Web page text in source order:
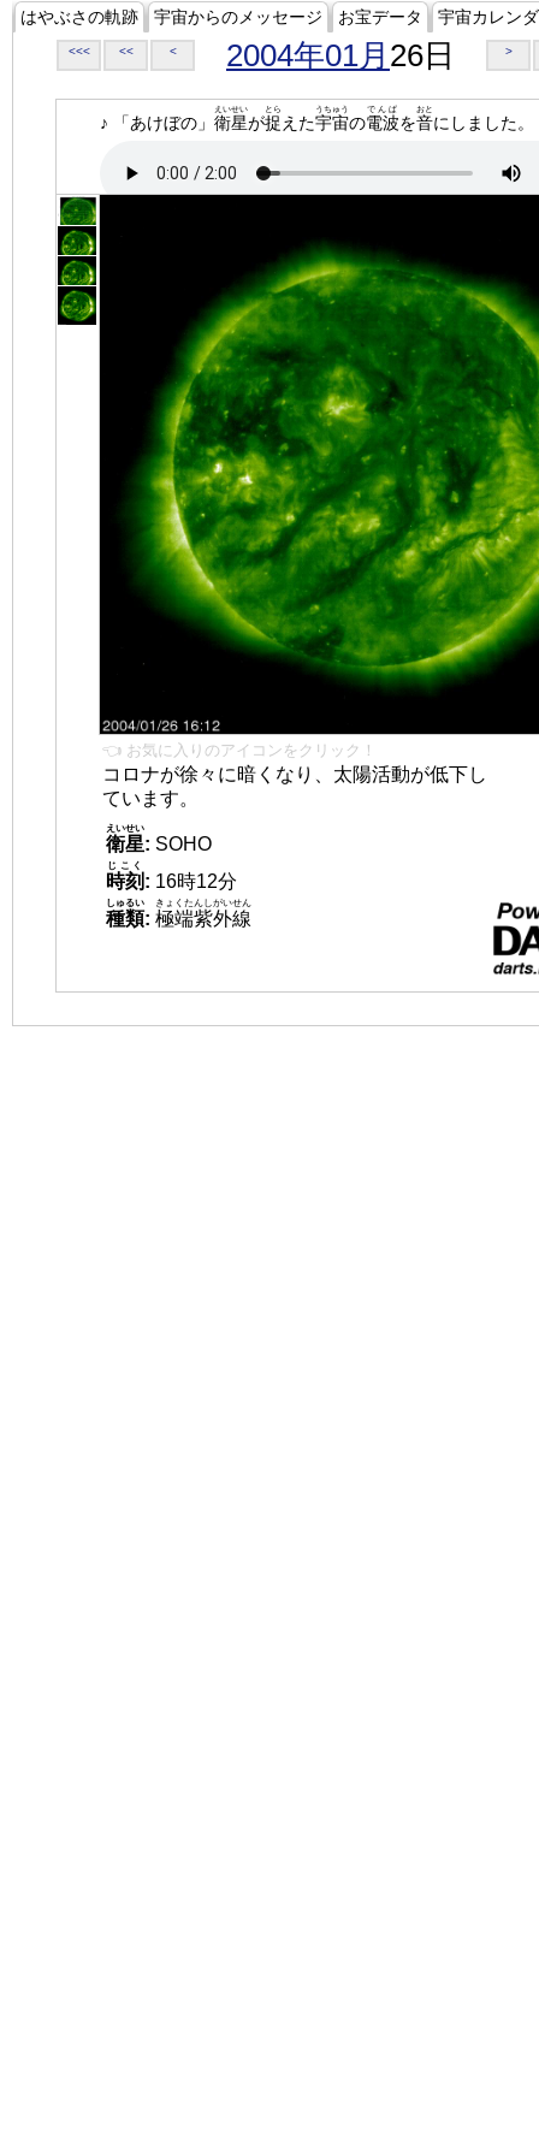
はやぶさの軌跡 宇宙からのメッセージ お宝データ 宇宙カレン
<<< << < 2004年01月 26日 >
♪ 「あけぼの」 衛星
えいせい
が捉
とら
えた宇宙
うちゅう
の電波
でんぱ
を音
おと
にしました。
👈 お気に入りのアイコンをクリック！
コロナが徐々に暗くなり、太陽活動が低下し
ています。
衛星
えいせい
: SOHO
時刻
じこく
: 16時12分
種類
しゅるい
: 極端紫外線
きょくたんしがいせん